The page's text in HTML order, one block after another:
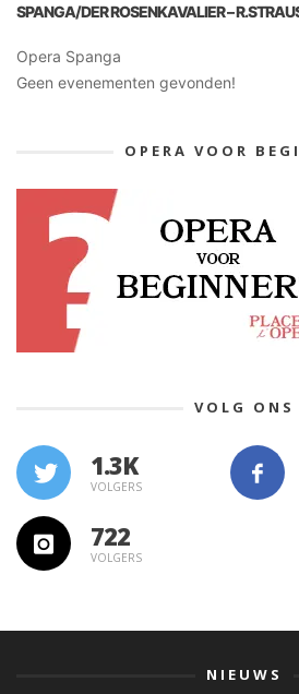
SPANGA/DER ROSENKAVALIER –
Opera Spanga
Geen evenementen gevonden!
OPERA VOOR
VOLG ONS
1.3K
VOLGERS
722
VOLGERS
NIEUWS